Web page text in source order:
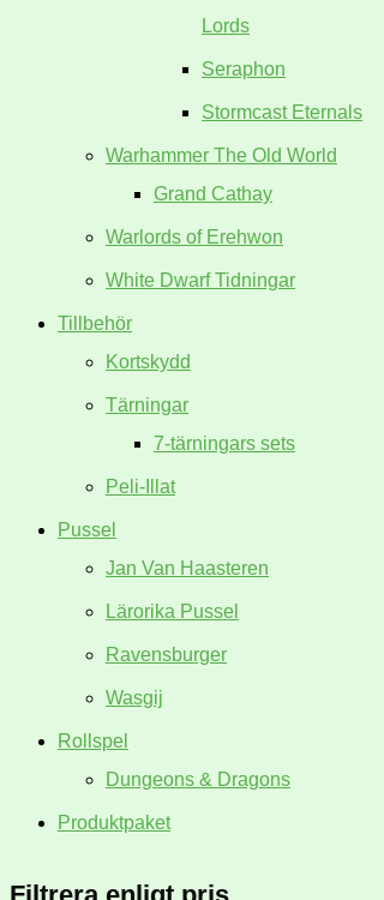
Lords
Seraphon
Stormcast Eternals
Warhammer The Old World
Grand Cathay
Warlords of Erehwon
White Dwarf Tidningar
Tillbehör
Kortskydd
Tärningar
7-tärningars sets
Peli-Illat
Pussel
Jan Van Haasteren
Lärorika Pussel
Ravensburger
Wasgij
Rollspel
Dungeons & Dragons
Produktpaket